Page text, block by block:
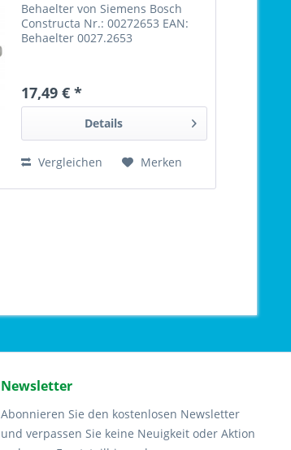
Behaelter von Siemens Bosch
Constructa Nr.: 00272653 EAN:
Behaelter 0027.2653
17,49 € *
Details
Vergleichen Merken
Newsletter
Abonnieren Sie den kostenlosen Newsletter
und verpassen Sie keine Neuigkeit oder Aktion